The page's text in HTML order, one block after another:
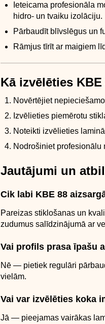
Ieteicama profesionāla
hidro- un tvaiku izolāciju.
Pārbaudīt blīvslēgus un
Rāmjus tīrīt ar maigiem
Kā izvēlēties
Novērtējiet
Izvēlieties piemērotu
Noteikti izvēlieties
Nodrošiniet profesionālu
Jautājumi un
Cik labi KBE 88
Pareizas stiklošanas un
zudumus salīdzinājumā ar
Vai profils prasa īpašu
Nē — pietiek regulāri
vielām.
Vai var izvēlēties koka
Jā — pieejamas vairākas